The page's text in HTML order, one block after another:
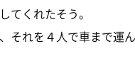
てくれたそう。
それを４人で車まで運